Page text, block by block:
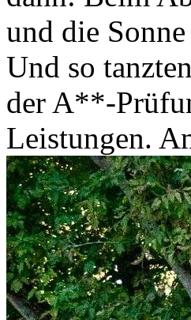
und die
Und so
der A**-
Leistungen.